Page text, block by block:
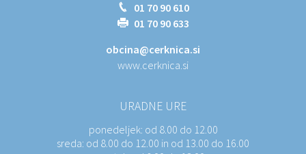
01 70 90 610
01 70 90 633
obcina@cerknica.si
www.cerknica.si
URADNE URE
ponedeljek: od 8.00 do 12.00
sreda: od 8.00 do 12.00 in od 13.00 do 16.00